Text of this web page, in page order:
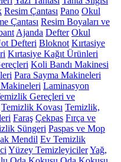
Resim Çantası Pano Okul
Çantası Resim Boyaları ve
Ajanda Defter Okul
Defteri Bloknot Kırtasiye
Kırtasiye Kağıt Ürünleri
Koli Bandı Makinesi
Para Sayma Makineleri
Laminasyon
Gereçleri ve
Temizlik Kovası Temizlik,
Faraş Çekpas Fırça ve
Süngeri Paspas ve Mop
Mendil Ev Temizlik
Yüzey TemizleyicilerYağ,